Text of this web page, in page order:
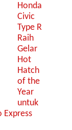
Honda
Civic
Type R
Raih
Gelar
Hot
Hatch
of the
Year
untuk
Express